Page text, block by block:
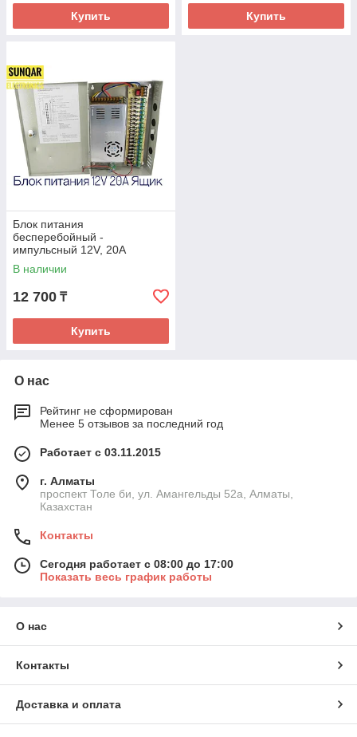
Купить Купить
Блок питания
бесперебойный -
импульсный 12V, 20А
В наличии
12 700 ₸
Купить
О нас
Рейтинг не сформирован
Менее 5 отзывов за последний год
Работает с 03.11.2015
г. Алматы
проспект Толе би, ул. Амангельды 52а, Алматы,
Казахстан
Контакты
Сегодня работает с 08:00 до 17:00
Показать весь график работы
О нас
Контакты
Доставка и оплата